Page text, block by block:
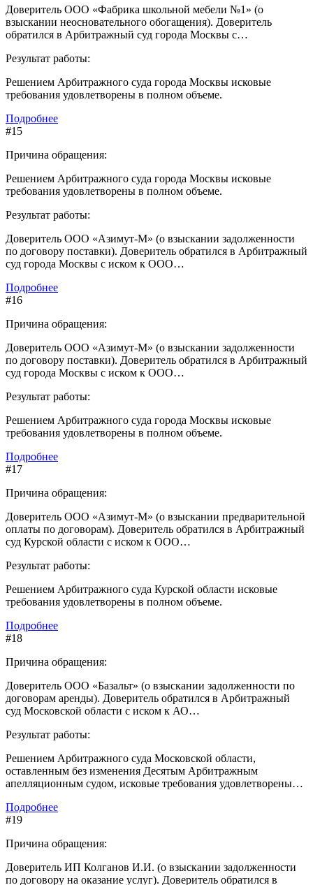
Доверитель ООО «Фабрика школьной мебели №1» (о
взыскании неосновательного обогащения). Доверитель
обратился в Арбитражный суд города Москвы с…
Результат работы:
Решением Арбитражного суда города Москвы исковые
требования удовлетворены в полном объеме.
Подробнее
#15
Причина обращения:
Решением Арбитражного суда города Москвы исковые
требования удовлетворены в полном объеме.
Результат работы:
Доверитель ООО «Азимут-М» (о взыскании задолженности
по договору поставки). Доверитель обратился в Арбитражный
суд города Москвы с иском к ООО…
Подробнее
#16
Причина обращения:
Доверитель ООО «Азимут-М» (о взыскании задолженности
по договору поставки). Доверитель обратился в Арбитражный
суд города Москвы с иском к ООО…
Результат работы:
Решением Арбитражного суда города Москвы исковые
требования удовлетворены в полном объеме.
Подробнее
#17
Причина обращения:
Доверитель ООО «Азимут-М» (о взыскании предварительной
оплаты по договорам). Доверитель обратился в Арбитражный
суд Курской области с иском к ООО…
Результат работы:
Решением Арбитражного суда Курской области исковые
требования удовлетворены в полном объеме.
Подробнее
#18
Причина обращения:
Доверитель ООО «Базальт» (о взыскании задолженности по
договорам аренды). Доверитель обратился в Арбитражный
суд Московской области с иском к АО…
Результат работы:
Решением Арбитражного суда Московской области,
оставленным без изменения Десятым Арбитражным
апелляционным судом, исковые требования удовлетворены…
Подробнее
#19
Причина обращения:
Доверитель ИП Колганов И.И. (о взыскании задолженности
по договору на оказание услуг). Доверитель обратился в